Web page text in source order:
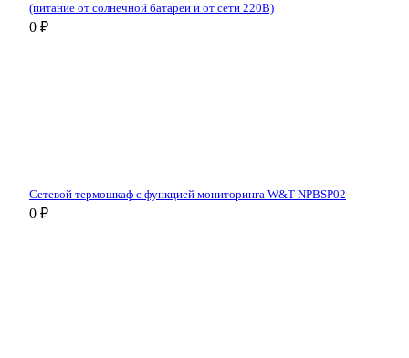
(питание от солнечной батареи и от сети 220В)
0 ₽
Сетевой термошкаф с функцией мониторинга W&T-NPBSP02
0 ₽